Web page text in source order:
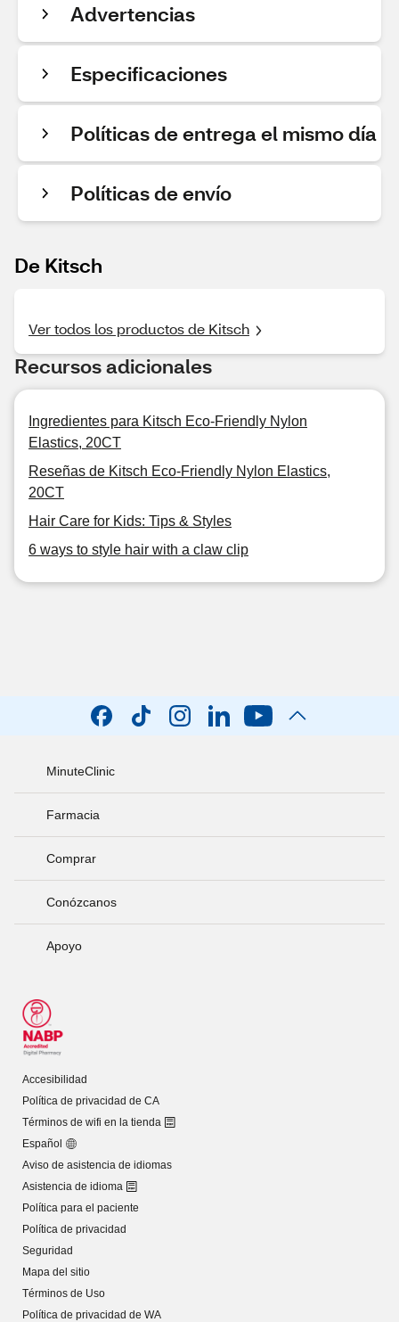
Advertencias
Especificaciones
Políticas de entrega el mismo día
Políticas de envío
De Kitsch
Ver todos los productos de Kitsch
Recursos adicionales
Ingredientes para Kitsch Eco-Friendly Nylon
Elastics, 20CT
Reseñas de Kitsch Eco-Friendly Nylon Elastics,
20CT
Hair Care for Kids: Tips & Styles
6 ways to style hair with a claw clip
MinuteClinic
Farmacia
Comprar
Conózcanos
Apoyo
Accesibilidad
Política de privacidad de CA
Términos de wifi en la tienda
Español
Aviso de asistencia de idiomas
Asistencia de idioma
Política para el paciente
Política de privacidad
Seguridad
Mapa del sitio
Términos de Uso
Política de privacidad de WA